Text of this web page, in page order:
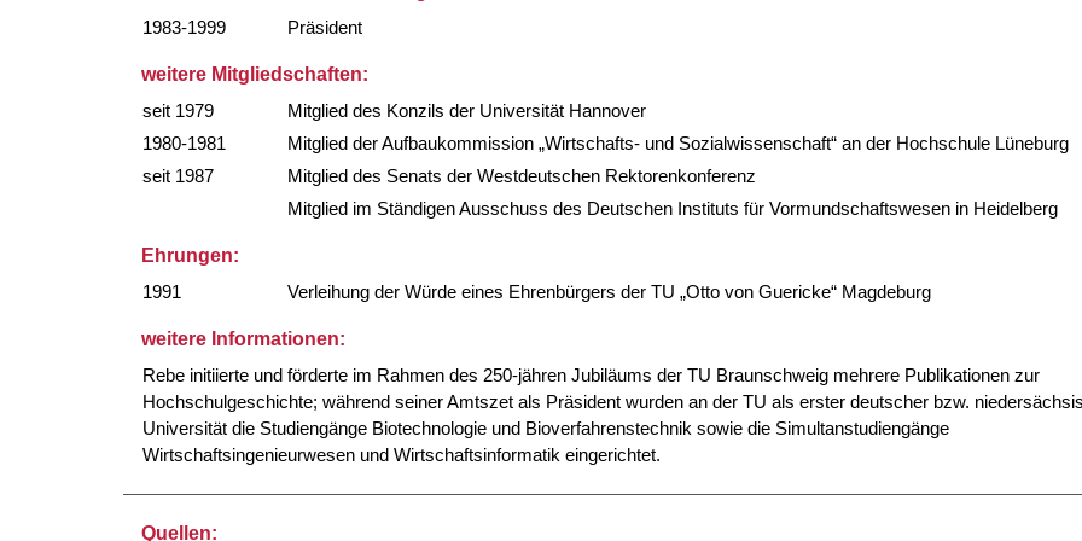
1983-1999
Präsident
weitere Mitgliedschaften:
seit 1979
Mitglied des Konzils der Universität Hannover
1980-1981
Mitglied der Aufbaukommission „Wirtschafts- und Sozialwissenschaft“ an der Hochschule Lüneburg
seit 1987
Mitglied des Senats der Westdeutschen Rektorenkonferenz
Mitglied im Ständigen Ausschuss des Deutschen Instituts für Vormundschaftswesen in Heidelberg
Ehrungen:
1991
Verleihung der Würde eines Ehrenbürgers der TU „Otto von Guericke“ Magdeburg
weitere Informationen:
Rebe initiierte und förderte im Rahmen des 250-jähren Jubiläums der TU Braunschweig mehrere Publikationen zur
Hochschulgeschichte; während seiner Amtszet als Präsident wurden an der TU als erster deutscher bzw.
Universität die Studiengänge Biotechnologie und Bioverfahrenstechnik sowie die Simultanstudiengänge
Wirtschaftsingenieurwesen und Wirtschaftsinformatik eingerichtet.
Quellen: